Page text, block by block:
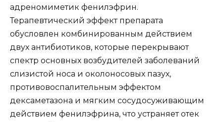
адреномиметик фенилэфрин.
Терапевтический эффект препарата
обусловлен комбинированным действием
двух антибиотиков, которые перекрывают
спектр основных возбудителей заболеваний
слизистой носа и околоносовых пазух,
противовоспалительным эффектом
дексаметазона и мягким сосудосуживающим
действием фенилэфрина, что устраняет отек